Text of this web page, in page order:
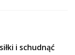
i schudnąć